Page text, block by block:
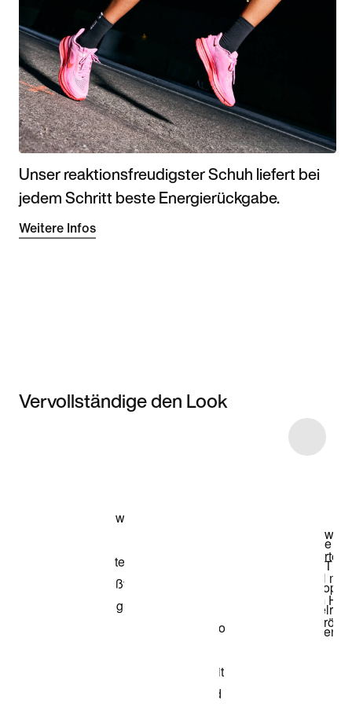
Unser reaktionsfreudigster Schuh liefert bei
jedem Schritt beste Energierückgabe.
Weitere Infos
Vervollständige den Look